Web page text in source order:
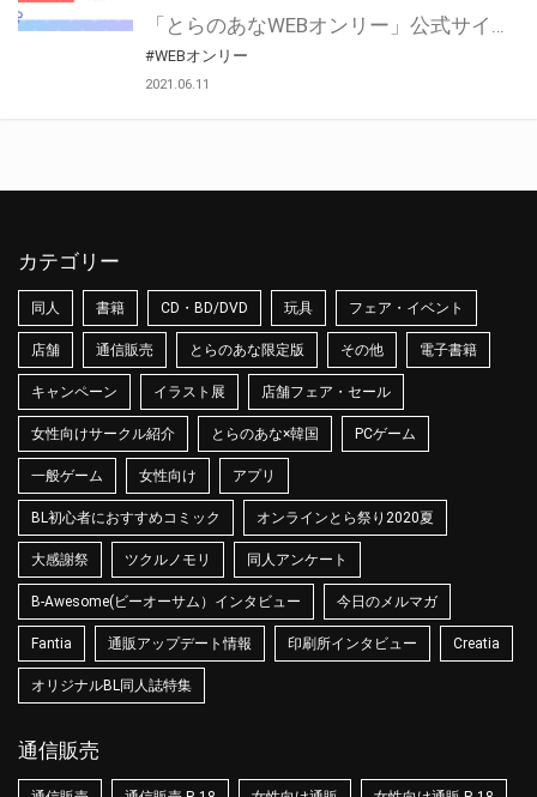
「とらのあなWEBオンリー」公式サイトでとらのあな通販の「割引クーポン」を配布中！ イベントごとに開催当日限定で使える割引クーポンのシリアルコードを発行します。 とらのあなWEBオンリーのページをチェックして、イベント当日にお得にお買い物を楽しみましょう♪ ※本キャンペーンは予告なく終了する場合がございます。 とらのあなWEBオンリーサイトはこちら
#WEBオンリー
2021.06.11
カテゴリー
同人 書籍 CD・BD/DVD 玩具 フェア・イベント
店舗 通信販売 とらのあな限定版 その他 電子書籍
キャンペーン イラスト展 店舗フェア・セール
女性向けサークル紹介 とらのあな×韓国 PCゲーム
一般ゲーム 女性向け アプリ
BL初心者におすすめコミック オンラインとら祭り2020夏
大感謝祭 ツクルノモリ 同人アンケート
B-Awesome(ビーオーサム）インタビュー 今日のメルマガ
Fantia 通販アップデート情報 印刷所インタビュー Creatia
オリジナルBL同人誌特集
通信販売